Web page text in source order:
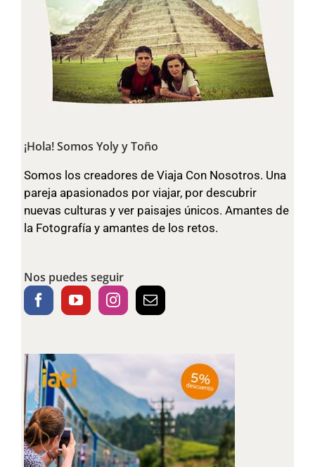
¡Hola! Somos Yoly y Toño
Somos los creadores de Viaja Con Nosotros. Una
pareja apasionados por viajar, por descubrir
nuevas culturas y ver paisajes únicos. Amantes de
la Fotografía y amantes de los retos.
Nos puedes seguir